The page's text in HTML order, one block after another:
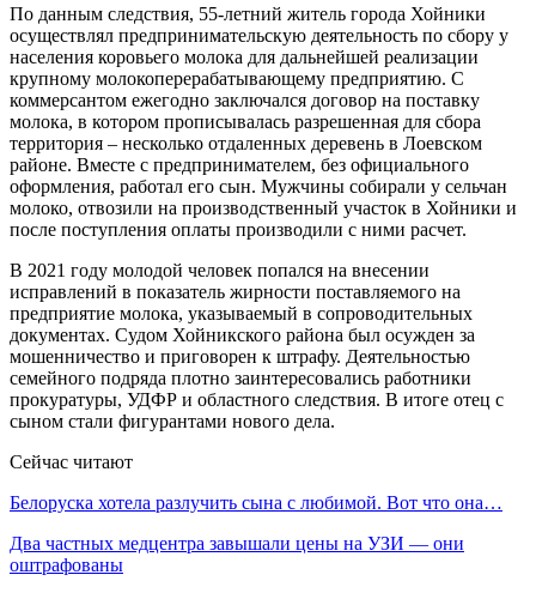
По данным следствия, 55-летний житель города Хойники
осуществлял предпринимательскую деятельность по сбору у
населения коровьего молока для дальнейшей реализации
крупному молокоперерабатывающему предприятию. C
коммерсантом ежегодно заключался договор на поставку
молока, в котором прописывалась разрешенная для сбора
территория – несколько отдаленных деревень в Лоевском
районе. Вместе с предпринимателем, без официального
оформления, работал его сын. Мужчины собирали у сельчан
молоко, отвозили на производственный участок в Хойники и
после поступления оплаты производили с ними расчет.
В 2021 году молодой человек попался на внесении
исправлений в показатель жирности поставляемого на
предприятие молока, указываемый в сопроводительных
документах. Судом Хойникского района был осужден за
мошенничество и приговорен к штрафу. Деятельностью
семейного подряда плотно заинтересовались работники
прокуратуры, УДФР и областного следствия. В итоге отец с
сыном стали фигурантами нового дела.
Сейчас читают
Белоруска хотела разлучить сына с любимой. Вот что она…
Два частных медцентра завышали цены на УЗИ — они
оштрафованы